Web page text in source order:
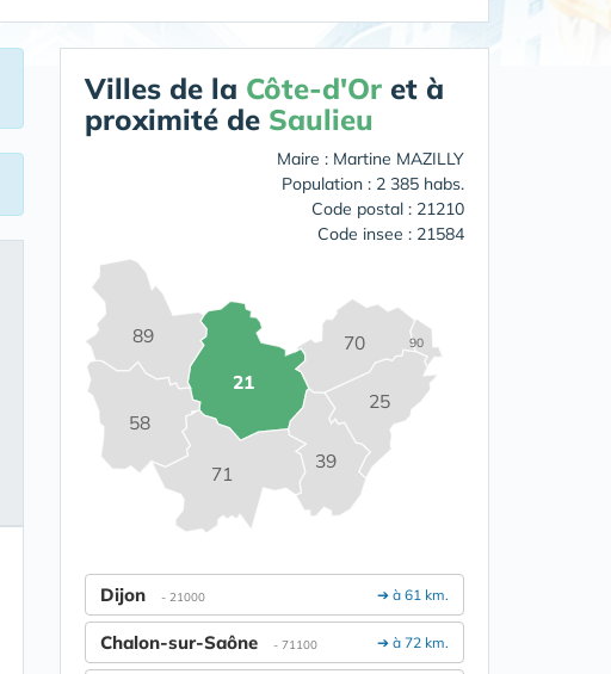
Villes de la Côte-d'Or et à
proximité de Saulieu
Maire : Martine MAZILLY
Population : 2 385 habs.
Code postal : 21210
Code insee : 21584
21
25
39
58
70
71
89 90
➔ à 61 km.
Dijon - 21000
➔ à 72 km.
Chalon-sur-Saône - 71100